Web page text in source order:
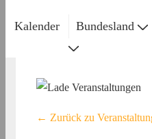
Kalender Bundesland
← Zurück zu